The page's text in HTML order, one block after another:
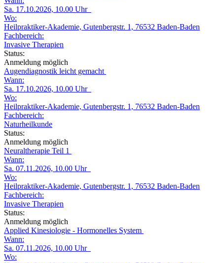
Sa. 17.10.2026, 10.00 Uhr
Wo:
Heilpraktiker-Akademie, Gutenbergstr. 1, 76532 Baden-Baden
Fachbereich:
Invasive Therapien
Status:
Anmeldung möglich
Augendiagnostik leicht gemacht
Wann:
Sa. 17.10.2026, 10.00 Uhr
Wo:
Heilpraktiker-Akademie, Gutenbergstr. 1, 76532 Baden-Baden
Fachbereich:
Naturheilkunde
Status:
Anmeldung möglich
Neuraltherapie Teil 1
Wann:
Sa. 07.11.2026, 10.00 Uhr
Wo:
Heilpraktiker-Akademie, Gutenbergstr. 1, 76532 Baden-Baden
Fachbereich:
Invasive Therapien
Status:
Anmeldung möglich
Applied Kinesiologie - Hormonelles System
Wann:
Sa. 07.11.2026, 10.00 Uhr
Wo: